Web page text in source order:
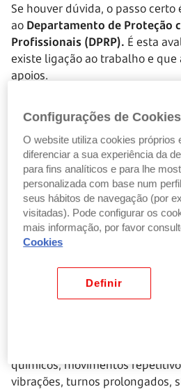
Se houver dúvida, o passo
ao Departamento de Proteção
Profissionais (DPRP). É esta
existe ligação ao trabalho e que
apoios.
Os 3 fatores que determinam
profissional
Antes de se perder em
mini teste muito simples. Se
agravam-se com o trabalhoe
descanso, a dúvida é legítima.
1. Exposição profissional a um
contacto com algo que a ciência
nocivo: poeiras (sílica,
químicos, movimentos
vibrações, turnos prolongados,
Configurações de Cookies
O website utiliza cookies próprios
diferenciar a sua experiência da
para fins analíticos e para lhe
personalizada com base num
seus hábitos de navegação (por
visitadas). Pode configurar os
mais informação, por favor
Cookies
Definir